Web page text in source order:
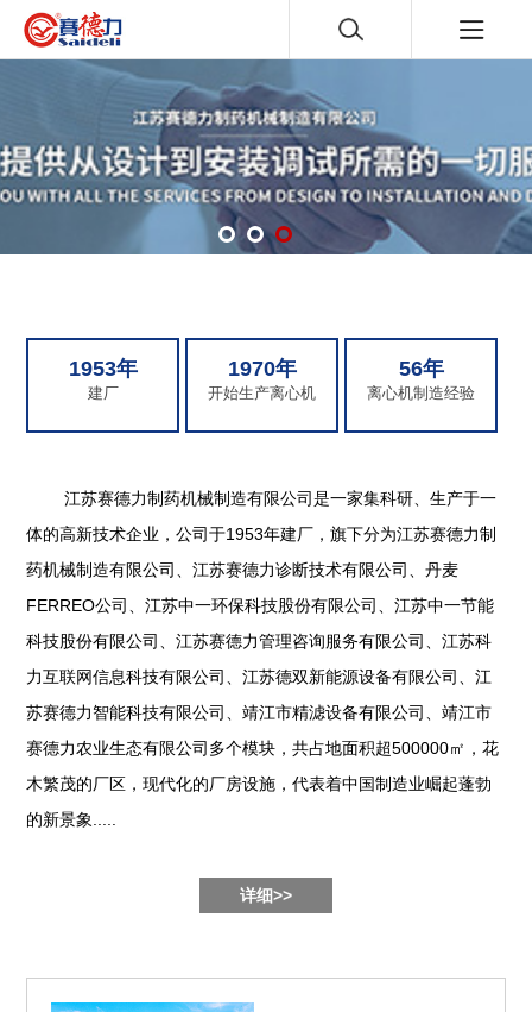
1953年
建厂
1970年
开始生产离心机
56年
离心机制造经验
江苏赛德力制药机械制造有限公司是一家集科研、生产于一
体的高新技术企业，公司于1953年建厂，旗下分为江苏赛德力制
药机械制造有限公司、江苏赛德力诊断技术有限公司、丹麦
FERREO公司、江苏中一环保科技股份有限公司、江苏中一节能
科技股份有限公司、江苏赛德力管理咨询服务有限公司、江苏科
力互联网信息科技有限公司、江苏德双新能源设备有限公司、江
苏赛德力智能科技有限公司、靖江市精滤设备有限公司、靖江市
赛德力农业生态有限公司多个模块，共占地面积超500000㎡，花
木繁茂的厂区，现代化的厂房设施，代表着中国制造业崛起蓬勃
的新景象.....
详细>>